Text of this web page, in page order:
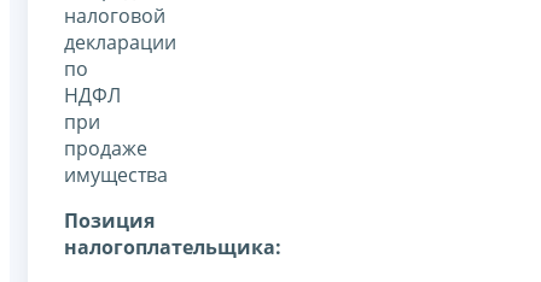
налоговой
декларации
по
НДФЛ
при
продаже
имущества
Позиция
налогоплательщика: